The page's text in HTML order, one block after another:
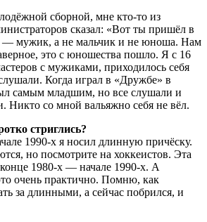
сборной, мне кто-то из
сказал: «Вот ты пришёл в
— мужик, а не мальчик и не юноша. Нам
это с юношества пошло. Я с 16
с мужиками, приходилось себя
Когда играл в «Дружбе» в
самым младшим, но все слушали и
Никто со мной вальяжно себя не вёл.
стриглись?
1990-х я носил длинную причёску.
но посмотрите на хоккеистов. Эта
1980-х — начале 1990-х. А
очень практично. Помню, как
за длинными, а сейчас побрился, и